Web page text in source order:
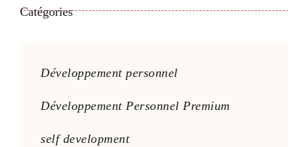
Catégories
Développement personnel
Développement Personnel Premium
self development